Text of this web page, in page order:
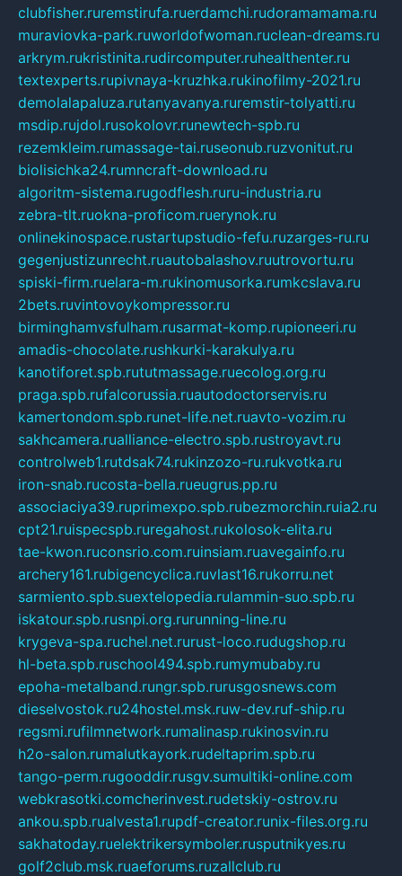
clubfisher.ruremstirufa.ruerdamchi.rudoramamama.ru
muraviovka-park.ruworldofwoman.ruclean-dreams.ru
arkrym.rukristinita.rudircomputer.ruhealthenter.ru
textexperts.rupivnaya-kruzhka.rukinofilmy-2021.ru
demolalapaluza.rutanyavanya.ruremstir-tolyatti.ru
msdip.rujdol.rusokolovr.runewtech-spb.ru
rezemkleim.rumassage-tai.ruseonub.ruzvonitut.ru
biolisichka24.rumncraft-download.ru
algoritm-sistema.rugodflesh.ruru-industria.ru
zebra-tlt.ruokna-proficom.ruerynok.ru
onlinekinospace.rustartupstudio-fefu.ruzarges-ru.ru
gegenjustizunrecht.ruautobalashov.ruutrovortu.ru
spiski-firm.ruelara-m.rukinomusorka.rumkcslava.ru
2bets.ruvintovoykompressor.ru
birminghamvsfulham.rusarmat-komp.rupioneeri.ru
amadis-chocolate.rushkurki-karakulya.ru
kanotiforet.spb.rututmassage.ruecolog.org.ru
praga.spb.rufalcorussia.ruautodoctorservis.ru
kamertondom.spb.runet-life.net.ruavto-vozim.ru
sakhcamera.rualliance-electro.spb.rustroyavt.ru
controlweb1.rutdsak74.rukinzozo-ru.rukvotka.ru
iron-snab.rucosta-bella.rueugrus.pp.ru
associaciya39.ruprimexpo.spb.rubezmorchin.ruia2.ru
cpt21.ruispecspb.ruregahost.rukolosok-elita.ru
tae-kwon.ruconsrio.com.ruinsiam.ruavegainfo.ru
archery161.rubigencyclica.ruvlast16.rukorru.net
sarmiento.spb.suextelopedia.rulammin-suo.spb.ru
iskatour.spb.rusnpi.org.rurunning-line.ru
krygeva-spa.ruchel.net.rurust-loco.rudugshop.ru
hl-beta.spb.ruschool494.spb.rumymubaby.ru
epoha-metalband.rungr.spb.rurusgosnews.com
dieselvostok.ru24hostel.msk.ruw-dev.ruf-ship.ru
regsmi.rufilmnetwork.rumalinasp.rukinosvin.ru
h2o-salon.rumalutkayork.rudeltaprim.spb.ru
tango-perm.rugooddir.rusgv.sumultiki-online.com
webkrasotki.comcherinvest.rudetskiy-ostrov.ru
ankou.spb.rualvesta1.rupdf-creator.runix-files.org.ru
sakhatoday.ruelektrikersymboler.rusputnikyes.ru
golf2club.msk.ruaeforums.ruzallclub.ru